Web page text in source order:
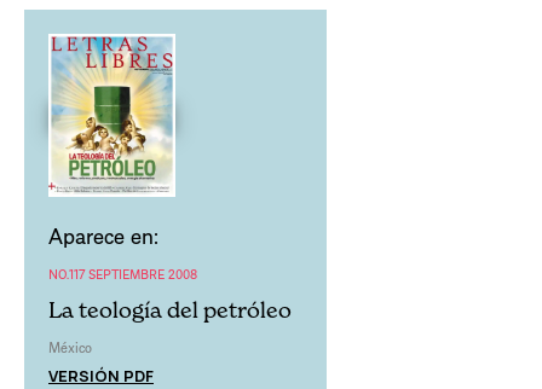
Aparece en:
NO.117 SEPTIEMBRE 2008
La teología del petróleo
México
VERSIÓN PDF